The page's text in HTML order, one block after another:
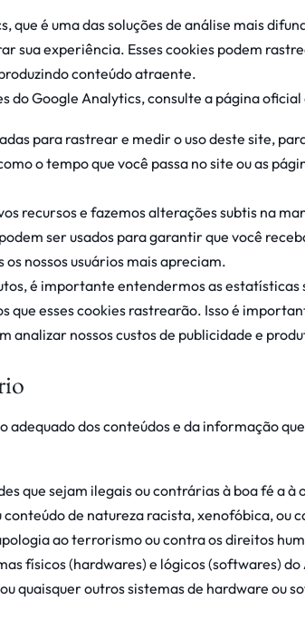
que é uma das soluções de análise mais
sua experiência. Esses cookies podem
conteúdo atraente.
do Google Analytics, consulte a página
para rastrear e medir o uso deste site,
o tempo que você passa no site ou as
recursos e fazemos alterações subtis na
ser usados ​​para garantir que você
nossos usuários mais apreciam.
é importante entendermos as
que esses cookies rastrearão. Isso é
analizar nossos custos de publicidade e
adequado dos conteúdos e da informação
que sejam ilegais ou contrárias à boa fé a à
de natureza racista, xenofóbica, ou
ao terrorismo ou contra os direitos
físicos (hardwares) e lógicos (softwares)
quaisquer outros sistemas de hardware ou